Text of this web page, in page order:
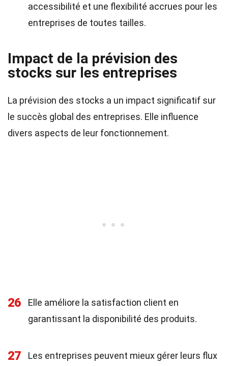
accessibilité et une flexibilité accrues pour les
entreprises de toutes tailles.
Impact de la prévision des
stocks sur les entreprises
La prévision des stocks a un impact significatif sur
le succès global des entreprises. Elle influence
divers aspects de leur fonctionnement.
26
Elle améliore la satisfaction client en
garantissant la disponibilité des produits.
27
Les entreprises peuvent mieux gérer leurs flux